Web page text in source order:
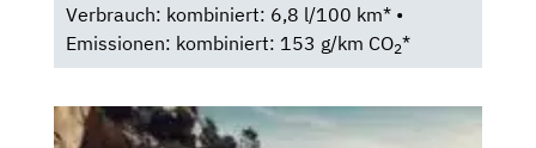
Verbrauch: kombiniert: 6,8 l/100 km* •
Emissionen: kombiniert: 153 g/km CO2*